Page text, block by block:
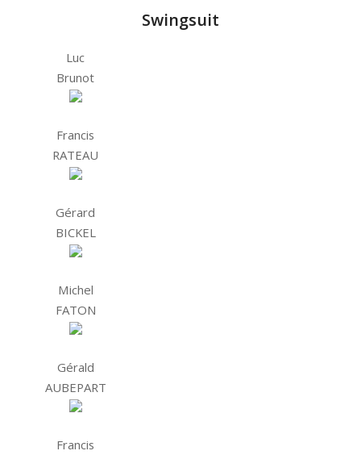
Swingsuit
Luc
Brunot
Francis
RATEAU
Gérard
BICKEL
Michel
FATON
Gérald
AUBEPART
Francis